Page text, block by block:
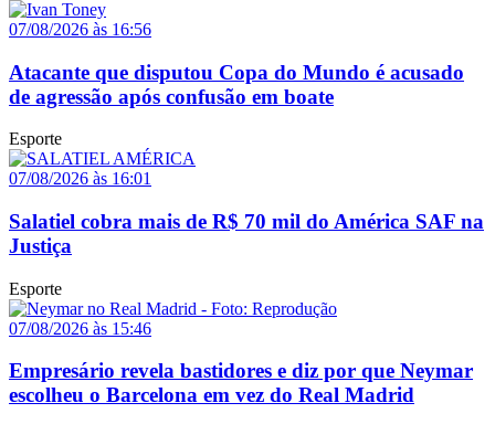
07/08/2026 às 16:56
Atacante que disputou Copa do Mundo é acusado
de agressão após confusão em boate
Esporte
07/08/2026 às 16:01
Salatiel cobra mais de R$ 70 mil do América SAF na
Justiça
Esporte
07/08/2026 às 15:46
Empresário revela bastidores e diz por que Neymar
escolheu o Barcelona em vez do Real Madrid